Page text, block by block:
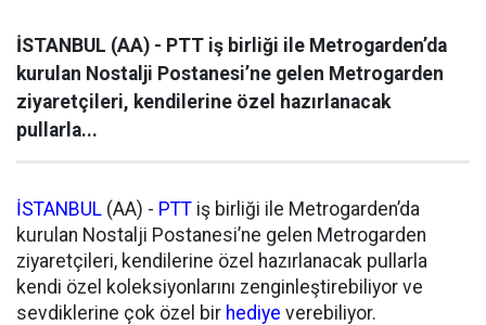
İSTANBUL (AA) - PTT iş birliği ile Metrogarden’da
kurulan Nostalji Postanesi’ne gelen Metrogarden
ziyaretçileri, kendilerine özel hazırlanacak
pullarla...
İSTANBUL (AA) - PTT iş birliği ile Metrogarden’da
kurulan Nostalji Postanesi’ne gelen Metrogarden
ziyaretçileri, kendilerine özel hazırlanacak pullarla
kendi özel koleksiyonlarını zenginleştirebiliyor ve
sevdiklerine çok özel bir hediye verebiliyor.